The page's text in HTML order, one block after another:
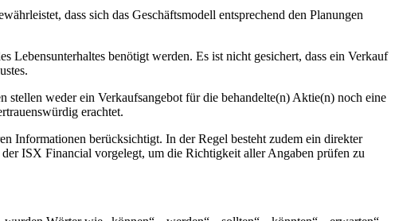
dass sich das Geschäftsmodell entsprechend den Planungen
benötigt werden. Es ist nicht gesichert, dass ein Verkauf
weder ein Verkaufsangebot für die behandelte(n) Aktie(n) noch eine
erachtet.
Informationen berücksichtigt. In der Regel besteht zudem ein direkter
ISX Financial vorgelegt, um die Richtigkeit aller Angaben prüfen zu